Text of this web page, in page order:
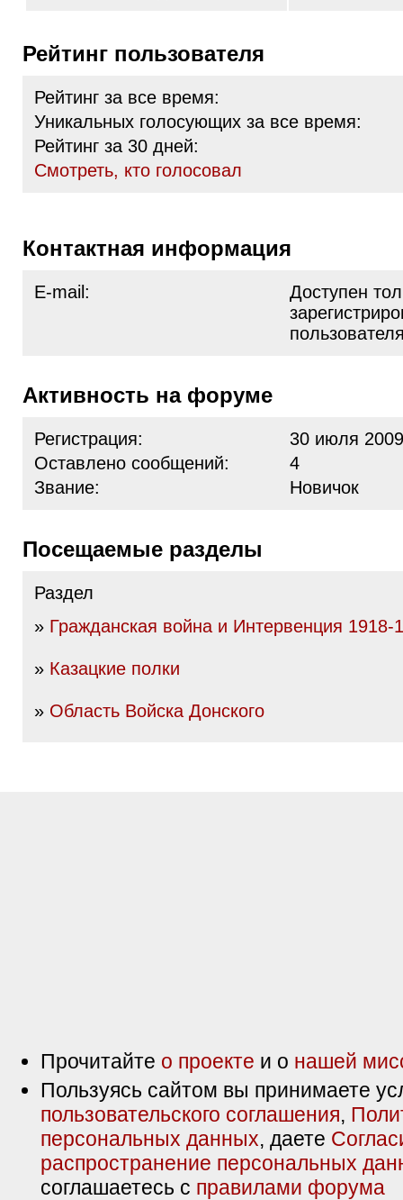
Рейтинг пользователя
Рейтинг за все время:
Уникальных голосующих за все время:
Рейтинг за 30 дней:
Cмотреть, кто голосовал
Контактная информация
E-mail:
Доступен
Активность на форуме
Регистрация:
30 июля
Оставлено сообщений:
4
Звание:
Новичок
Посещаемые разделы
Раздел
» Гражданская война и Интервенция 1918-
» Казацкие полки
» Область Войска Донского
Прочитайте о проекте и о нашей
Пользуясь сайтом вы принимаете
пользовательского соглашения,
персональных данных, даете
распространение персональных
соглашаетесь с правилами форума